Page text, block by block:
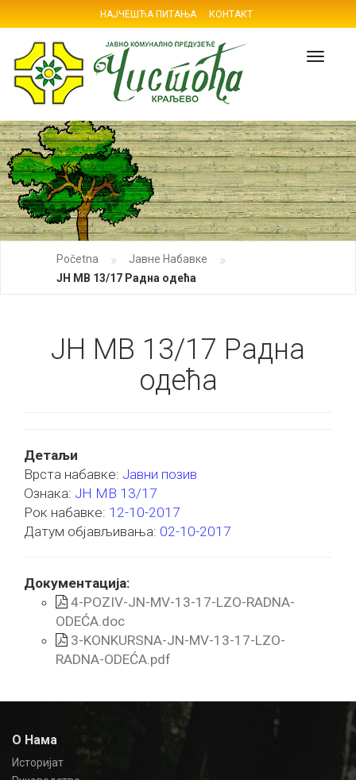
НАЈЧЕШЋА ПИТАЊА КОНТАКТ
Početna » Јавне Набавке »
ЈН МВ 13/17 Радна одећа
ЈН МВ 13/17 Радна
одећа
Детаљи
Врста набавке: Јавни позив
Ознака: ЈН МВ 13/17
Рок набавке: 12-10-2017
Датум објављивања: 02-10-2017
Документација:
4-POZIV-JN-MV-13-17-LZO-RADNA-
ODEĆA.doc
3-KONKURSNA-JN-MV-13-17-LZO-
RADNA-ODEĆA.pdf
О Нама
Историјат